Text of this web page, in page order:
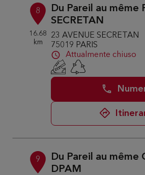
8
16.68
km
Du Pareil au même
SECRETAN
23 AVENUE SECRETAN
75019 PARIS
Attualmente chiuso
9
Du Pareil au même
DPAM